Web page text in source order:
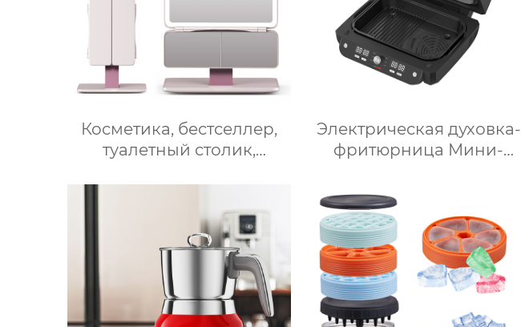
Косметика, бестселлер,
туалетный столик,
макияжа, тройное
увеличительное зеркало
для макияжа с
подсветкой
Электрическая духовка-
фритюрница Мини-
Умная мощность
Безмасляная глубокая с
умной плитой
серебристого цвета с
цифровым ЖК-дисплеем
объемом 6 литров
двойной